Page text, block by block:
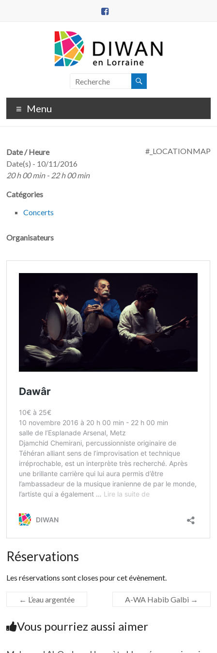
en
LorraineMenu
#_LOCATIONMAP
Date / Heure
Date(s) - 10/11/2016
20 h 00 min - 22 h 00 min
Catégories
Concerts
Organisateurs
Réservations
Les réservations sont closes pour cet évènement.
← L’eau argentée A-WA Habib Galbi →
Vous pourriez aussi aimer